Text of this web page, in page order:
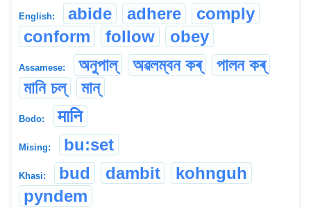
English: abide adhere
comply
conform
follow obey
Assamese: অনুপাল্ অৱলম্বন কৰ্
পালন কৰ্
মানি চল্
মান্
Bodo: मानि
Mising: bu:set
Khasi: bud dambit
kohnguh
pyndem